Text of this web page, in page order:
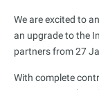
We are excited to
an upgrade to the
partners from 27
With complete